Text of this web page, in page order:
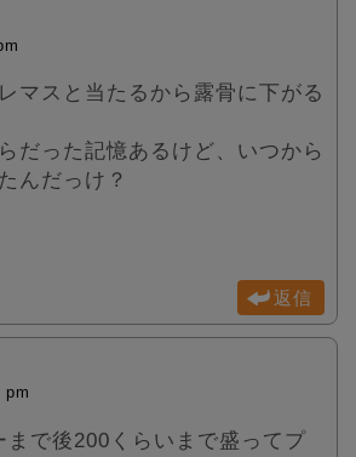
マスと当たるから露骨に下がる
だった記憶あるけど、いつから
んだっけ？
返信
pm
まで後200くらいまで盛ってプ